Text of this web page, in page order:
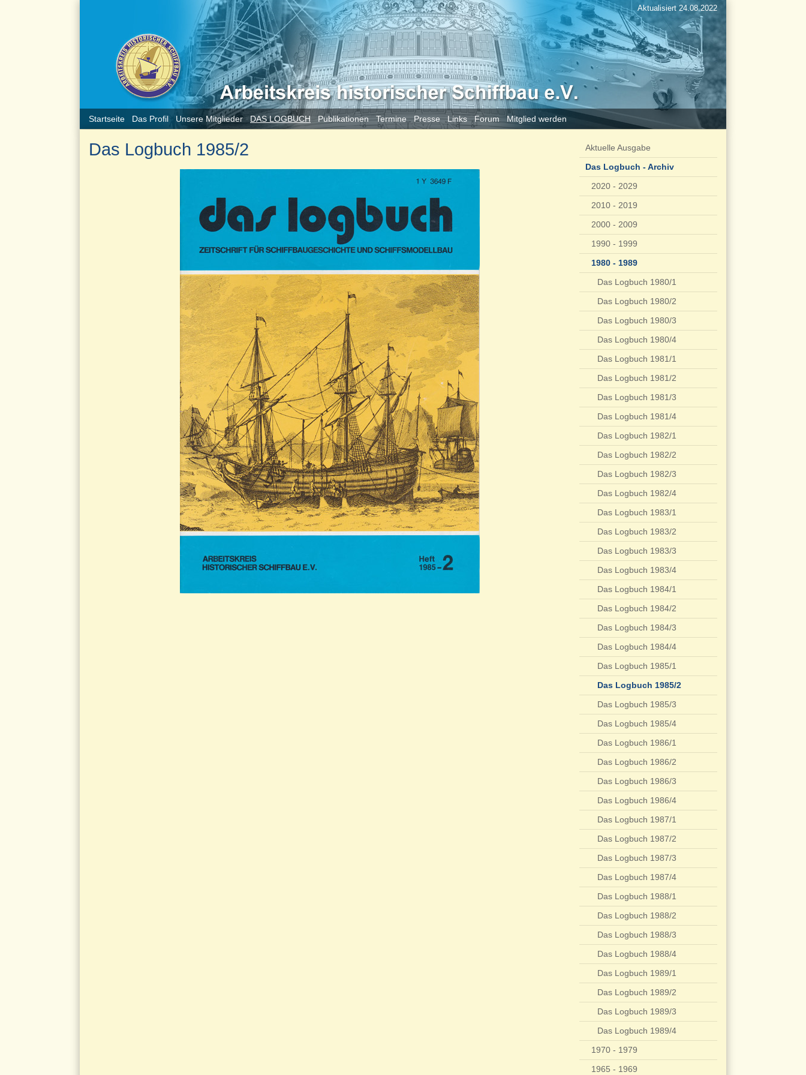
Startseite Das Profil Unsere Mitglieder DAS LOGBUCH Publikationen Termine Presse Links Forum Mitglied werden
Aktualisiert 24.08.2022
Das Logbuch 1985/2
Aktuelle Ausgabe
Das Logbuch - Archiv
2020 - 2029
2010 - 2019
2000 - 2009
1990 - 1999
1980 - 1989
Das Logbuch 1980/1
Das Logbuch 1980/2
Das Logbuch 1980/3
Das Logbuch 1980/4
Das Logbuch 1981/1
Das Logbuch 1981/2
Das Logbuch 1981/3
Das Logbuch 1981/4
Das Logbuch 1982/1
Das Logbuch 1982/2
Das Logbuch 1982/3
Das Logbuch 1982/4
Das Logbuch 1983/1
Das Logbuch 1983/2
Das Logbuch 1983/3
Das Logbuch 1983/4
Das Logbuch 1984/1
Das Logbuch 1984/2
Das Logbuch 1984/3
Das Logbuch 1984/4
Das Logbuch 1985/1
Das Logbuch 1985/2
Das Logbuch 1985/3
Das Logbuch 1985/4
Das Logbuch 1986/1
Das Logbuch 1986/2
Das Logbuch 1986/3
Das Logbuch 1986/4
Das Logbuch 1987/1
Das Logbuch 1987/2
Das Logbuch 1987/3
Das Logbuch 1987/4
Das Logbuch 1988/1
Das Logbuch 1988/2
Das Logbuch 1988/3
Das Logbuch 1988/4
Das Logbuch 1989/1
Das Logbuch 1989/2
Das Logbuch 1989/3
Das Logbuch 1989/4
1970 - 1979
1965 - 1969